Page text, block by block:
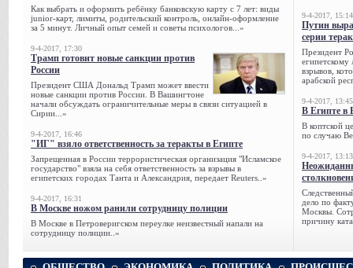
Как выбрать и оформить ребёнку банковскую карту с 7 лет: виды
junior-карт, лимиты, родительский контроль, онлайн-оформление
за 5 минут. Личный опыт семей и советы психологов...»
9-4-2017, 17:30
Трамп готовит новые санкции против
России
Президент США Дональд Трамп может ввести
новые санкции против России. В Вашингтоне
начали обсуждать ограничительные меры в связи ситуацией в
Сирии...»
9-4-2017, 16:46
"ИГ" взяло ответственность за теракты в Египте
Запрещенная в России террористическая организация "Исламское
государство" взяла на себя ответственность за взрывы в
египетских городах Танта и Александрия, передает Reuters..»
9-4-2017, 16:31
В Москве ножом ранили сотрудницу полиции
В Москве в Петроверигском переулке неизвестный напали на
сотрудницу полиции..»
9-4-2017, 15:14
Путин
серии
Президент
египетскому
взрывов,
арабской
9-4-2017, 13:45
В Египте в
В коптской
по случаю
9-4-2017, 13:13
дело по
Москвы.
причину